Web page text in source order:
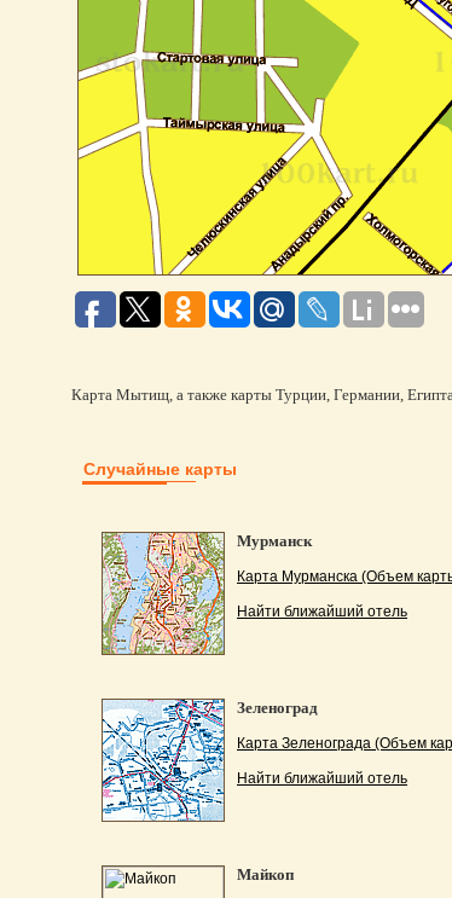
Карта Мытищ, а также карты Турции, Германии,
Случайные карты
Мурманск
Карта Мурманска (Объем
Найти ближайший отель
Зеленоград
Карта Зеленограда (Объем
Найти ближайший отель
Майкоп